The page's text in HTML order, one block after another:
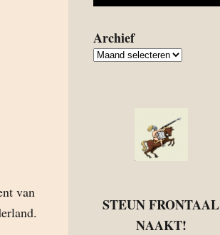
van
Archief
Archief
STEUN FRONTAAL
NAAKT!